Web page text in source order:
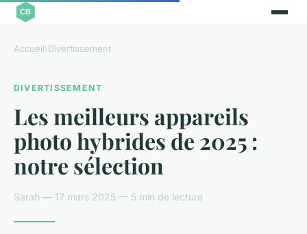
Accueil›Divertissement
DIVERTISSEMENT
Les meilleurs appareils
photo hybrides de 2025 :
notre sélection
Sarah — 17 mars 2025 — 5 min de lecture